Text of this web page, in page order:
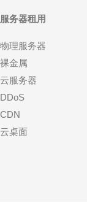
服务器租用
物理服务器
裸金属
云服务器
DDoS
CDN
云桌面